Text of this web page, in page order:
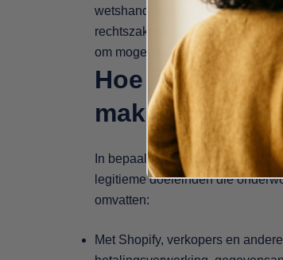
wetshandhavings- of
rechtszaken of andere
om mogelijke schendingen van
Hoe we
maken
In bepaalde omstandigheden
legitieme doeleinden die
omvatten:
Met Shopify, verkopers en